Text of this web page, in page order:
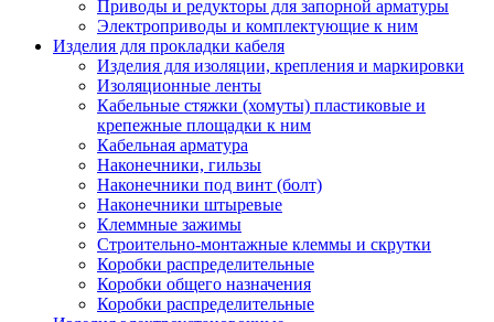
Приводы и редукторы для запорной арматуры
Электроприводы и комплектующие к ним
Изделия для прокладки кабеля
Изделия для изоляции, крепления и маркировки
Изоляционные ленты
Кабельные стяжки (хомуты) пластиковые и
крепежные площадки к ним
Кабельная арматура
Наконечники, гильзы
Наконечники под винт (болт)
Наконечники штыревые
Клеммные зажимы
Строительно-монтажные клеммы и скрутки
Коробки распределительные
Коробки общего назначения
Коробки распределительные